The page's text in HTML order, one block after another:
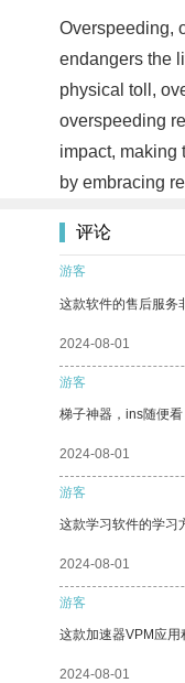
Overspeeding,
endangers the
physical toll,
overspeeding
impact, making
by embracing
评论
游客
这款软件的售后服务
2024-08-01
游客
梯子神器，ins随便看
2024-08-01
游客
这款学习软件的学习
2024-08-01
游客
这款加速器VPM应用
2024-08-01